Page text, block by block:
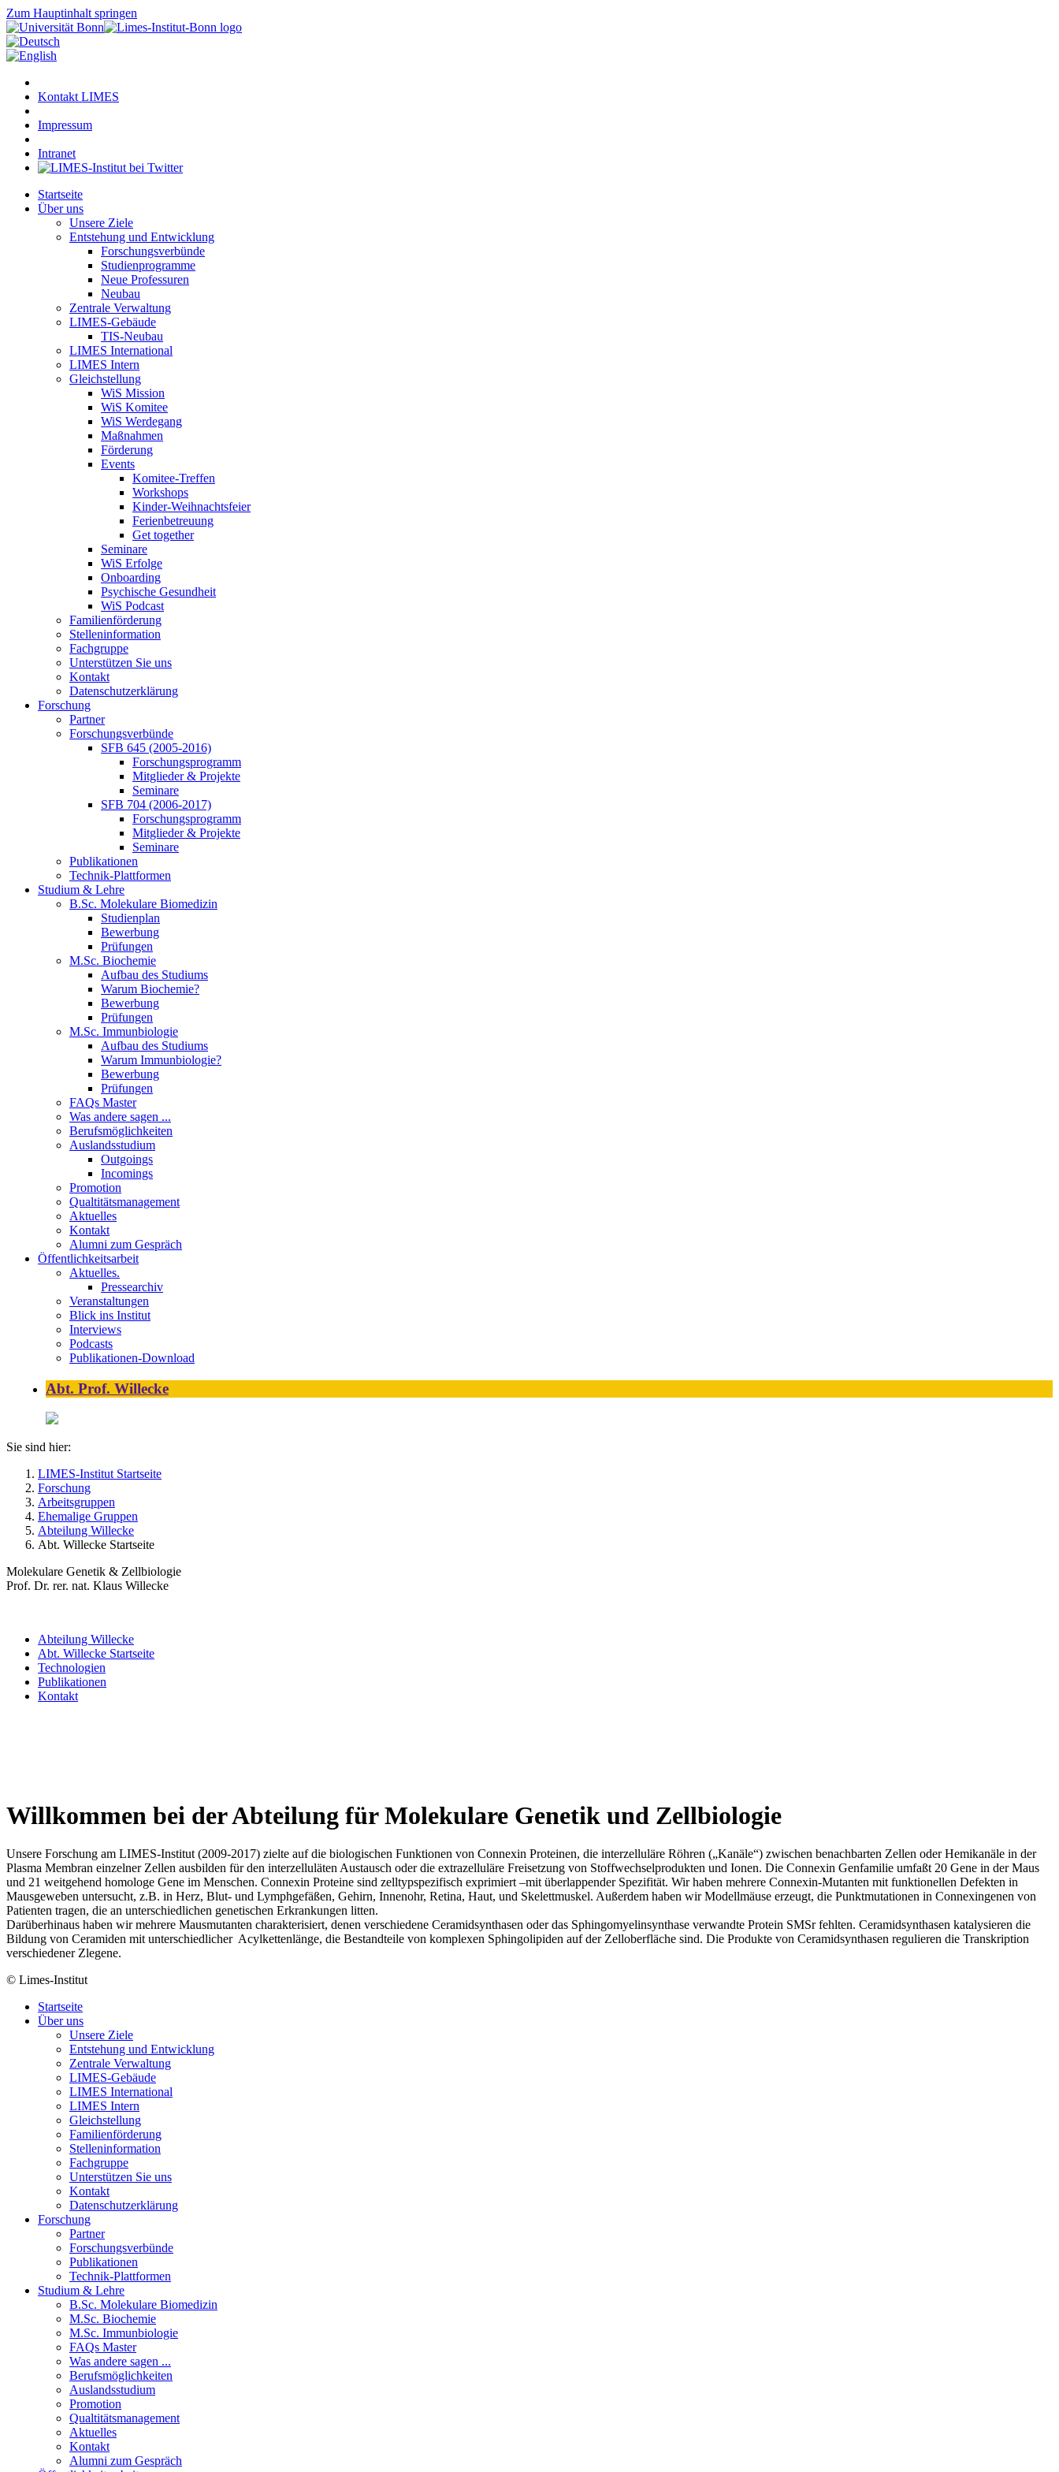
Zum Hauptinhalt springen
Kontakt LIMES
Impressum
Intranet
Startseite
Über uns
Unsere Ziele
Entstehung und Entwicklung
Forschungsverbünde
Studienprogramme
Neue Professuren
Neubau
Zentrale Verwaltung
LIMES-Gebäude
TIS-Neubau
LIMES International
LIMES Intern
Gleichstellung
WiS Mission
WiS Komitee
WiS Werdegang
Maßnahmen
Förderung
Events
Komitee-Treffen
Workshops
Kinder-Weihnachtsfeier
Ferienbetreuung
Get together
Seminare
WiS Erfolge
Onboarding
Psychische Gesundheit
WiS Podcast
Familienförderung
Stelleninformation
Fachgruppe
Unterstützen Sie uns
Kontakt
Datenschutzerklärung
Forschung
Partner
Forschungsverbünde
SFB 645 (2005-2016)
Forschungsprogramm
Mitglieder & Projekte
Seminare
SFB 704 (2006-2017)
Forschungsprogramm
Mitglieder & Projekte
Seminare
Publikationen
Technik-Plattformen
Studium & Lehre
B.Sc. Molekulare Biomedizin
Studienplan
Bewerbung
Prüfungen
M.Sc. Biochemie
Aufbau des Studiums
Warum Biochemie?
Bewerbung
Prüfungen
M.Sc. Immunbiologie
Aufbau des Studiums
Warum Immunbiologie?
Bewerbung
Prüfungen
FAQs Master
Was andere sagen ...
Berufsmöglichkeiten
Auslandsstudium
Outgoings
Incomings
Promotion
Qualtitätsmanagement
Aktuelles
Kontakt
Alumni zum Gespräch
Öffentlichkeitsarbeit
Aktuelles.
Pressearchiv
Veranstaltungen
Blick ins Institut
Interviews
Podcasts
Publikationen-Download
Abt. Prof. Willecke
Sie sind hier:
LIMES-Institut Startseite
Forschung
Arbeitsgruppen
Ehemalige Gruppen
Abteilung Willecke
Abt. Willecke Startseite
Molekulare Genetik & Zellbiologie
Prof. Dr. rer. nat. Klaus Willecke
Abteilung Willecke
Abt. Willecke Startseite
Technologien
Publikationen
Kontakt
Willkommen bei der Abteilung für Molekulare Genetik und Zellbiologie
Unsere Forschung am LIMES-Institut (2009-2017) zielte auf die biologischen Funktionen von Connexin Proteinen, die interzelluläre Röhren („Kanäle“) zwischen benachbarten Zellen oder Hemikanäle in der
Plasma Membran einzelner Zellen ausbilden für den interzelluläten Austausch oder die extrazelluläre Freisetzung von Stoffwechselprodukten und Ionen. Die Connexin Genfamilie umfaßt 20 Gene in der Maus
und 21 weitgehend homologe Gene im Menschen. Connexin Proteine sind zelltypspezifisch exprimiert –mit überlappender Spezifität. Wir haben mehrere Connexin-Mutanten mit funktionellen Defekten in
Mausgeweben untersucht, z.B. in Herz, Blut- und Lymphgefäßen, Gehirn, Innenohr, Retina, Haut, und Skelettmuskel. Außerdem haben wir Modellmäuse erzeugt, die Punktmutationen in Connexingenen von
Patienten tragen, die an unterschiedlichen genetischen Erkrankungen litten.
Darüberhinaus haben wir mehrere Mausmutanten charakterisiert, denen verschiedene Ceramidsynthasen oder das Sphingomyelinsynthase verwandte Protein SMSr fehlten. Ceramidsynthasen katalysieren die
Bildung von Ceramiden mit unterschiedlicher Acylkettenlänge, die Bestandteile von komplexen Sphingolipiden auf der Zelloberfläche sind. Die Produkte von Ceramidsynthasen regulieren die Transkription
verschiedener Zlegene.
© Limes-Institut
Startseite
Über uns
Unsere Ziele
Entstehung und Entwicklung
Zentrale Verwaltung
LIMES-Gebäude
LIMES International
LIMES Intern
Gleichstellung
Familienförderung
Stelleninformation
Fachgruppe
Unterstützen Sie uns
Kontakt
Datenschutzerklärung
Forschung
Partner
Forschungsverbünde
Publikationen
Technik-Plattformen
Studium & Lehre
B.Sc. Molekulare Biomedizin
M.Sc. Biochemie
M.Sc. Immunbiologie
FAQs Master
Was andere sagen ...
Berufsmöglichkeiten
Auslandsstudium
Promotion
Qualtitätsmanagement
Aktuelles
Kontakt
Alumni zum Gespräch